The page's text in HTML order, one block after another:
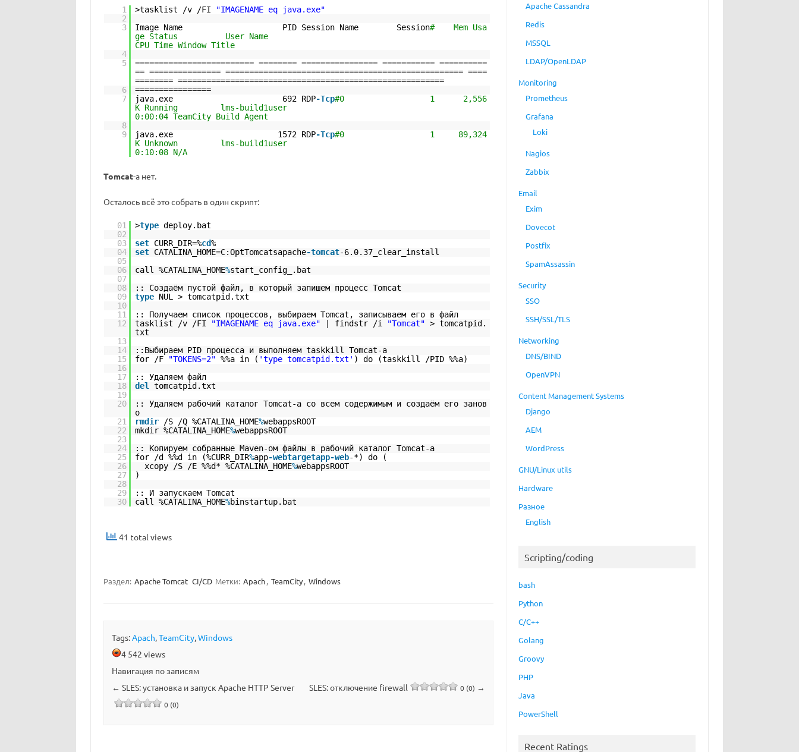
1 >tasklist /v /FI
"IMAGENAME eq java.exe"
2
3
Image Name PID Session Name Session# Mem Usa
ge Status User Name
CPU Time Window Title
4
5
========================= ======== ================ =========== ==========
== =============== ================================================== ====
======== ========================================================
6
================
7
java.exe 692 RDP-Tcp#0 1 2,556
K Running lms-build1user
0:00:04 TeamCity Build Agent
8
9
java.exe 1572 RDP-Tcp#0 1 89,324
K Unknown lms-build1user
0:10:08 N/A
Tomcat-а нет.
Осталось всё это собрать в один скрипт:
01 >type deploy.bat
02
03
set CURR_DIR=%cd%
04
set CATALINA_HOME=C:OptTomcatsapache-tomcat-6.0.37_clear_install
05
06
call %CATALINA_HOME%start_config_.bat
07
08
:: Создаём пустой файл, в который запишем процесс Tomcat
09
type NUL > tomcatpid.txt
10
11
:: Получаем список процессов, выбираем Tomcat, записываем его в файл
12
tasklist /v /FI "IMAGENAME eq java.exe" | findstr /i "Tomcat" > tomcatpid.
txt
13
14
::Выбираем PID процесса и выполняем taskkill Tomcat-а
15
for /F "TOKENS=2" %%a in ( 'type tomcatpid.txt' ) do (taskkill /PID %%a)
16
17
:: Удаляем файл
18
del
tomcatpid.txt
19
20
:: Удаляем рабочий каталог Tomcat-а со всем содержимым и создаём его занов
о
21
rmdir /S /Q %CATALINA_HOME%webappsROOT
22
mkdir %CATALINA_HOME%webappsROOT
23
24
:: Копируем собранные Maven-ом файлы в рабочий каталог Tomcat-а
25
for /d %%d in (%CURR_DIR%app-webtargetapp-web-*) do (
26
xcopy /S /E %%d* %CATALINA_HOME%webappsROOT
27
)
28
29
:: И запускаем Tomcat
30
call %CATALINA_HOME%binstartup.bat
41 total views
Раздел: Apache Tomcat CI/CD Метки: Apach, TeamCity, Windows
Tags:Apach,TeamCity,Windows
4 542 views
Навигация по записям
← SLES: установка и запуск Apache HTTP Server
0 (0)
SLES: отключение firewall 0 (0) →
Apache Cassandra
Redis
MSSQL
LDAP/OpenLDAP
Monitoring
Prometheus
Grafana
Loki
Nagios
Zabbix
Email
Exim
Dovecot
Postfix
SpamAssassin
Security
SSO
SSH/SSL/TLS
Networking
DNS/BIND
OpenVPN
Content Management Systems
Django
AEM
WordPress
GNU/Linux utils
Hardware
Разное
English
Scripting/coding
bash
Python
C/C++
Golang
Groovy
PHP
Java
PowerShell
Recent Ratings